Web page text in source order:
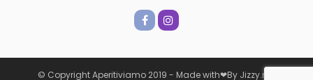
© Copyright Aperitiviamo 2019 - Made with❤By Jizzy.net